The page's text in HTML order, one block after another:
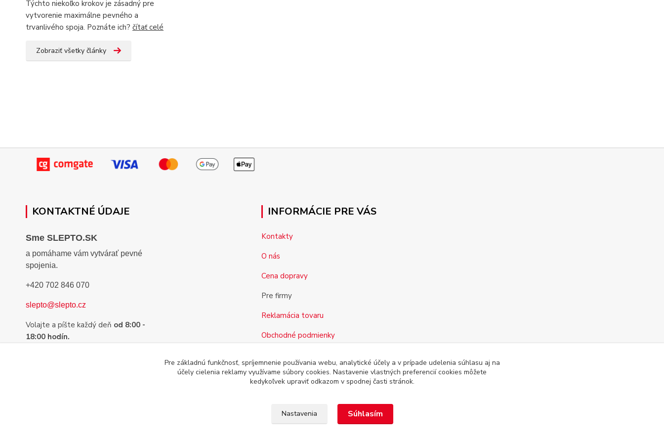
Týchto niekoľko krokov je zásadný pre
vytvorenie maximálne pevného a
trvanlivého spoja. Poznáte ich? čítať celé
Zobraziť všetky články
KONTAKTNÉ ÚDAJE
Sme SLEPTO.SK
a pomáhame vám vytvárať pevné
spojenia.
+420 702 846 070
slepto@slepto.cz
Volajte a píšte každý deň od 8:00 -
18:00 hodín.
INFORMÁCIE PRE VÁS
Kontakty
O nás
Cena dopravy
Pre firmy
Reklamácia tovaru
Obchodné podmienky
Pre základnú funkčnosť, spríjemnenie používania webu, analytické účely a v prípade udelenia súhlasu aj na
účely cielenia reklamy využívame súbory cookies. Nastavenie vlastných preferencií cookies môžete
kedykoľvek upraviť odkazom v spodnej časti stránok.
Nastavenia Súhlasím